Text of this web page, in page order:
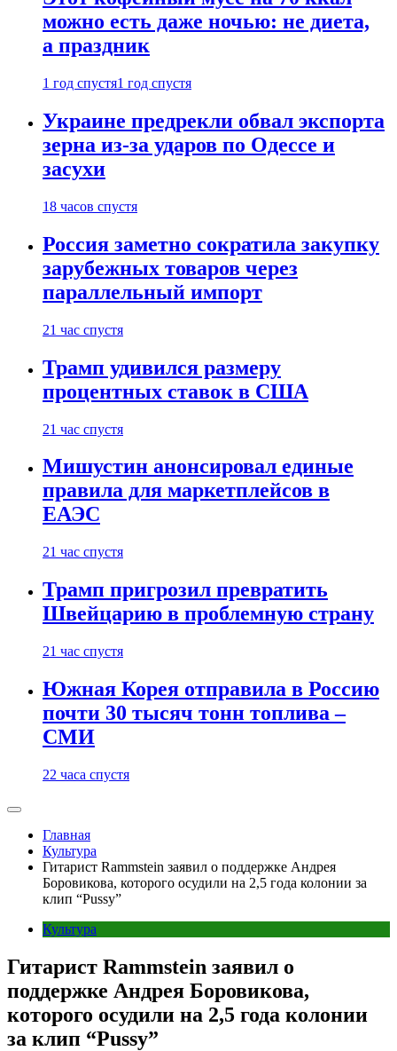
можно есть даже ночью: не диета,
а праздник
1 год спустя1 год спустя
Украине предрекли обвал экспорта
зерна из-за ударов по Одессе и
засухи
18 часов спустя
Россия заметно сократила закупку
зарубежных товаров через
параллельный импорт
21 час спустя
Трамп удивился размеру
процентных ставок в США
21 час спустя
Мишустин анонсировал единые
правила для маркетплейсов в
ЕАЭС
21 час спустя
Трамп пригрозил превратить
Швейцарию в проблемную страну
21 час спустя
Южная Корея отправила в Россию
почти 30 тысяч тонн топлива –
СМИ
22 часа спустя
Главная
Культура
Гитарист Rammstein заявил о поддержке Андрея
Боровикова, которого осудили на 2,5 года колонии за
клип “Pussy”
Культура
Гитарист Rammstein заявил о
поддержке Андрея Боровикова,
которого осудили на 2,5 года колонии
за клип “Pussy”